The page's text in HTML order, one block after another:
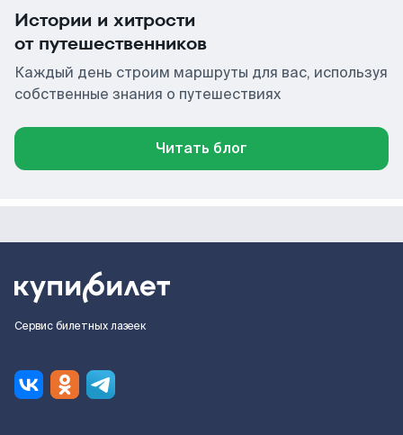
Истории и хитрости
от путешественников
Каждый день строим маршруты для вас, используя
собственные знания о путешествиях
Читать блог
Сервис билетных лазеек